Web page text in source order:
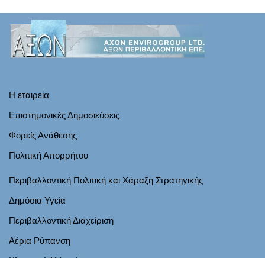
Η εταιρεία
Επιστημονικές Δημοσιεύσεις
Φορείς Ανάθεσης
Πολιτική Απορρήτου
Περιβαλλοντική Πολιτική και Χάραξη Στρατηγικής
Δημόσια Υγεία
Περιβαλλοντική Διαχείριση
Αέρια Ρύπανση